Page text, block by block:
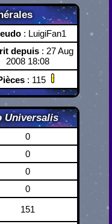
: LuigiFan1
depuis: 27 Aug
2008 18:08
: 115
Universalis
0
0
0
0
151